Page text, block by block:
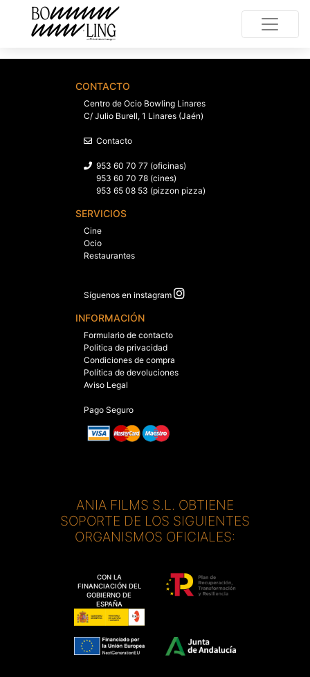
CONTACTO
Centro de Ocio Bowling Linares
C/ Julio Burell, 1 Linares (Jaén)
Contacto
953 60 70 77 (oficinas)
953 60 70 78 (cines)
953 65 08 53 (pizzon pizza)
SERVICIOS
Cine
Ocio
Restaurantes
Síguenos en instagram
INFORMACIÓN
Formulario de contacto
Politica de privacidad
Condiciones de compra
Política de devoluciones
Aviso Legal
Pago Seguro
ANIA FILMS S.L. OBTIENE
SOPORTE DE LOS SIGUIENTES
ORGANISMOS OFICIALES:
CON LA
FINANCIACIÓN DEL
GOBIERNO DE
ESPAÑA